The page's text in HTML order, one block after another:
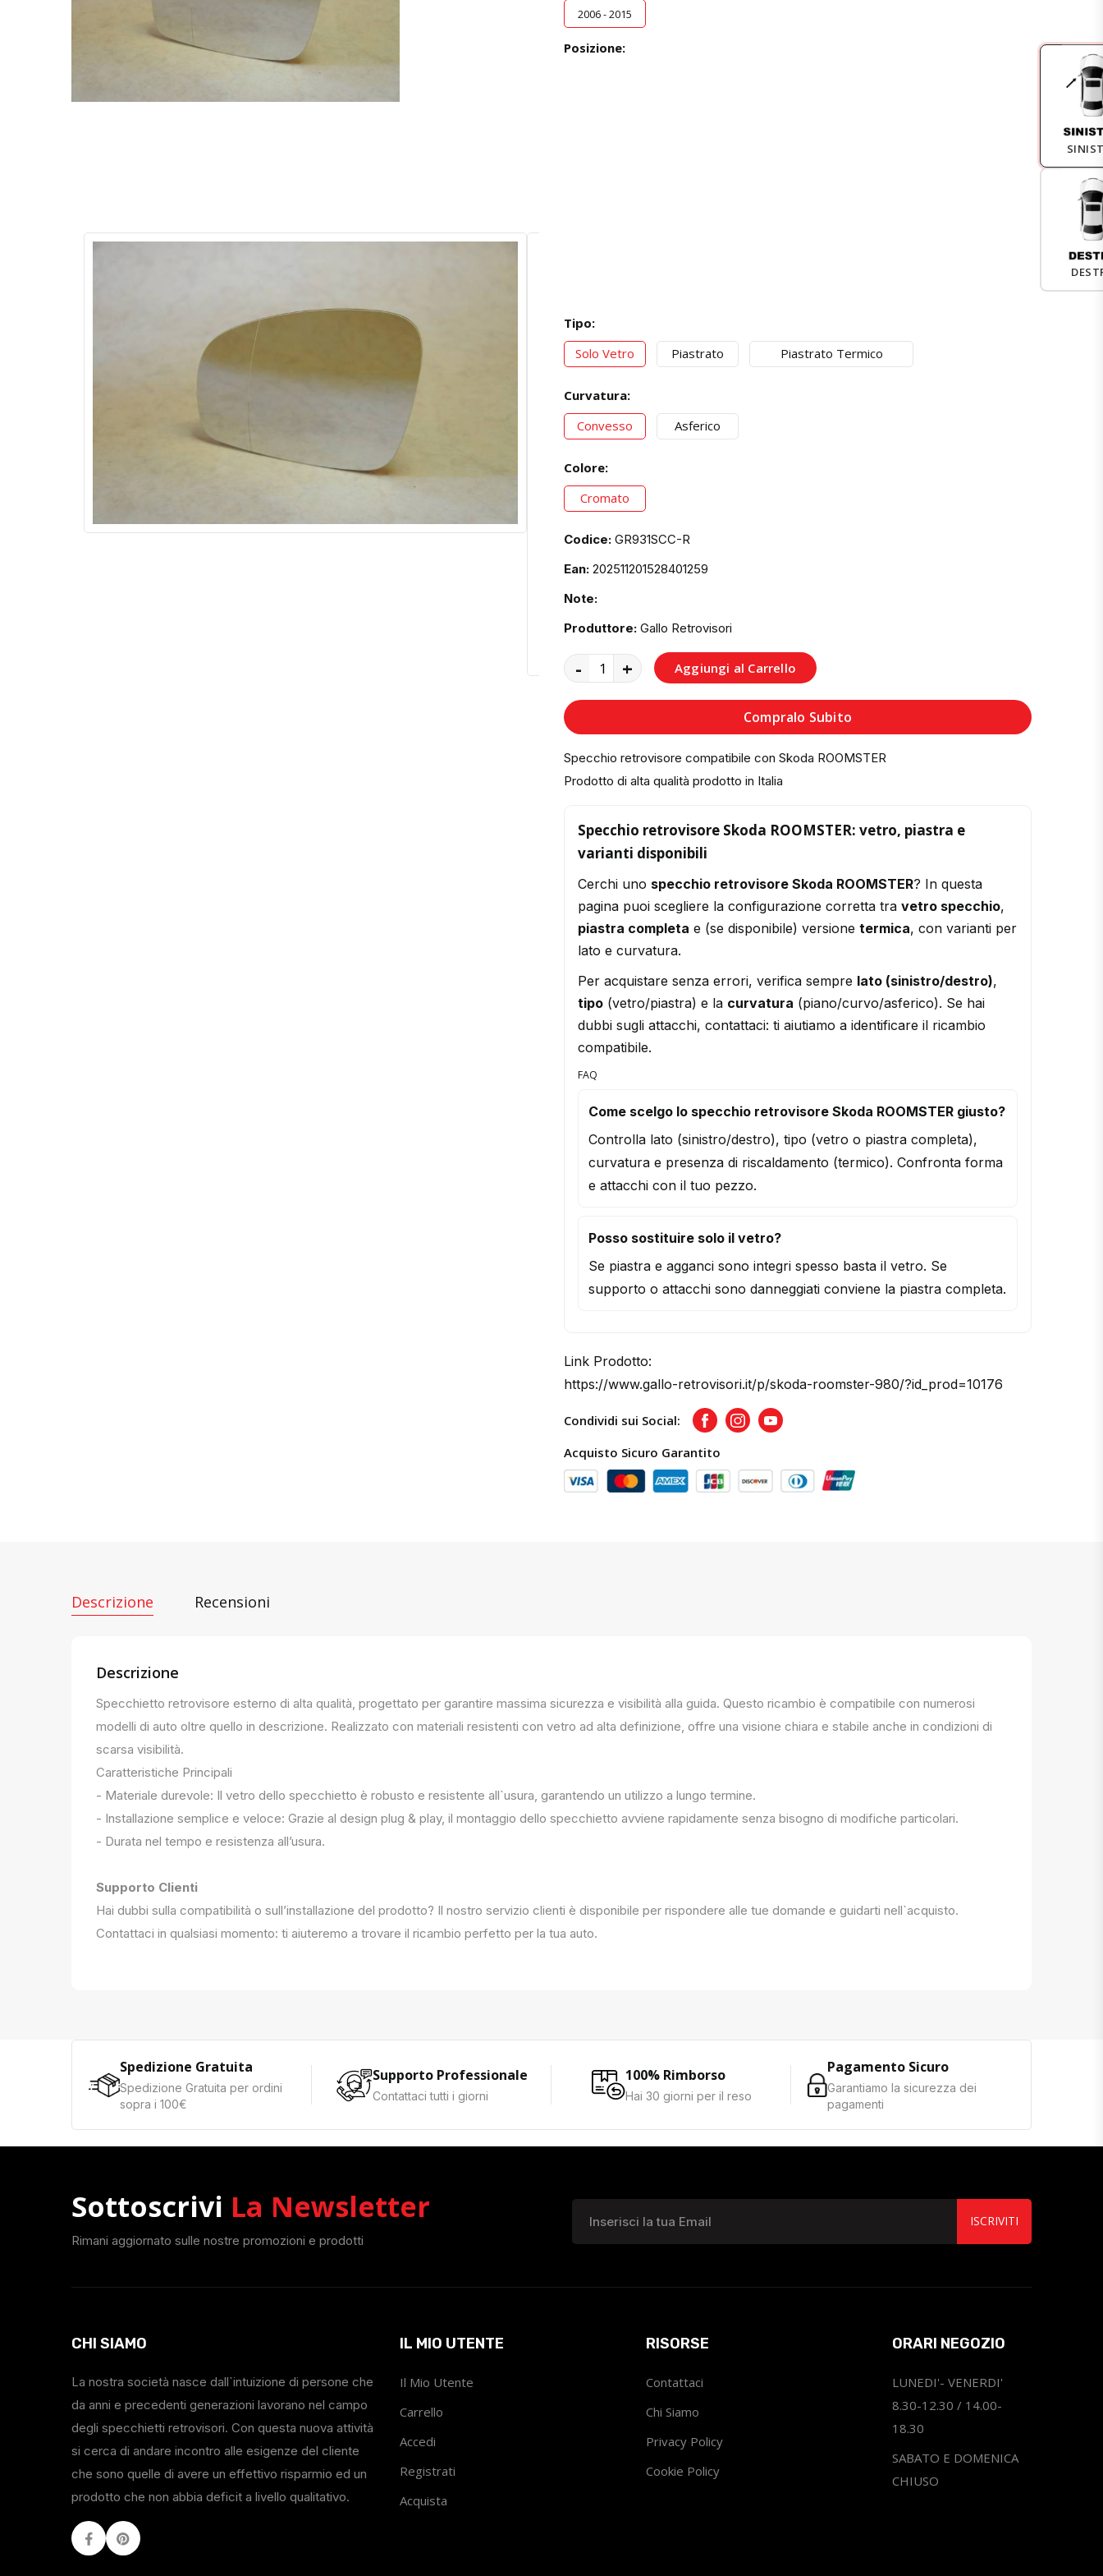
2006 - 2015
Posizione:
Tipo:
Solo Vetro
Piastrato Piastrato Termico
Curvatura:
Convesso
Asferico
Colore:
Cromato
Codice: GR931SCC-R
Ean: 202511201528401259
Note:
Produttore: Gallo Retrovisori
- + Aggiungi al Carrello
Compralo Subito
Specchio retrovisore compatibile con Skoda ROOMSTER
Prodotto di alta qualità prodotto in Italia
Specchio retrovisore Skoda ROOMSTER: vetro, piastra e
varianti disponibili
Cerchi uno specchio retrovisore Skoda ROOMSTER? In questa
pagina puoi scegliere la configurazione corretta tra vetro specchio,
piastra completa e (se disponibile) versione termica, con varianti per
lato e curvatura.
Per acquistare senza errori, verifica sempre lato (sinistro/destro),
tipo (vetro/piastra) e la curvatura (piano/curvo/asferico). Se hai
dubbi sugli attacchi, contattaci: ti aiutiamo a identificare il ricambio
compatibile.
FAQ
Come scelgo lo specchio retrovisore Skoda ROOMSTER giusto?
Controlla lato (sinistro/destro), tipo (vetro o piastra completa),
curvatura e presenza di riscaldamento (termico). Confronta forma
e attacchi con il tuo pezzo.
Posso sostituire solo il vetro?
Se piastra e agganci sono integri spesso basta il vetro. Se
supporto o attacchi sono danneggiati conviene la piastra completa.
Link Prodotto:
https://www.gallo-retrovisori.it/p/skoda-roomster-980/?id_prod=10176
Condividi sui Social: FacebookInstagramYoutube
Acquisto Sicuro Garantito
Descrizione Recensioni
Descrizione
Specchietto retrovisore esterno di alta qualità, progettato per garantire massima sicurezza e visibilità alla guida. Questo ricambio è compatibile con numerosi
modelli di auto oltre quello in descrizione. Realizzato con materiali resistenti con vetro ad alta definizione, offre una visione chiara e stabile anche in condizioni di
scarsa visibilità.
Caratteristiche Principali
- Materiale durevole: Il vetro dello specchietto è robusto e resistente all`usura, garantendo un utilizzo a lungo termine.
- Installazione semplice e veloce: Grazie al design plug & play, il montaggio dello specchietto avviene rapidamente senza bisogno di modifiche particolari.
- Durata nel tempo e resistenza all’usura.
Supporto Clienti
Hai dubbi sulla compatibilità o sull’installazione del prodotto? Il nostro servizio clienti è disponibile per rispondere alle tue domande e guidarti nell`acquisto.
Contattaci in qualsiasi momento: ti aiuteremo a trovare il ricambio perfetto per la tua auto.
Spedizione Gratuita
Spedizione Gratuita per ordini
sopra i 100€
Supporto Professionale
Contattaci tutti i giorni
100% Rimborso
Hai 30 giorni per il reso
Pagamento Sicuro
Garantiamo la sicurezza dei
pagamenti
Sottoscrivi La Newsletter
Rimani aggiornato sulle nostre promozioni e prodotti
ISCRIVITI
CHI SIAMO
La nostra società nasce dall`intuizione di persone che
da anni e precedenti generazioni lavorano nel campo
degli specchietti retrovisori. Con questa nuova attività
si cerca di andare incontro alle esigenze del cliente
che sono quelle di avere un effettivo risparmio ed un
prodotto che non abbia deficit a livello qualitativo.
FacebookYoutube
IL MIO UTENTE
Il Mio Utente
Carrello
Accedi
Registrati
Acquista
RISORSE
Contattaci
Chi Siamo
Privacy Policy
Cookie Policy
ORARI NEGOZIO
LUNEDI'- VENERDI'
8.30-12.30 / 14.00-
18.30
SABATO E DOMENICA
CHIUSO